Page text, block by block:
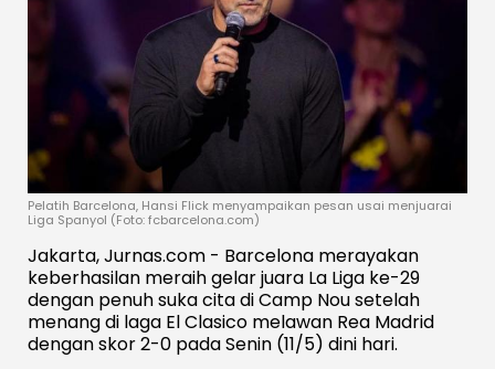
Pelatih Barcelona, Hansi Flick menyampaikan pesan usai menjuarai
Liga Spanyol (Foto: fcbarcelona.com)
Jakarta, Jurnas.com - Barcelona merayakan
keberhasilan meraih gelar juara La Liga ke-29
dengan penuh suka cita di Camp Nou setelah
menang di laga El Clasico melawan Rea Madrid
dengan skor 2-0 pada Senin (11/5) dini hari.